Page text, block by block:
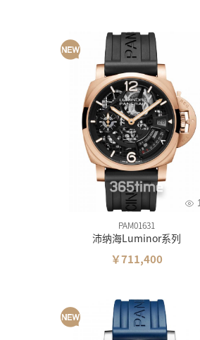
PAM01631
沛纳海Luminor系列
￥711,400